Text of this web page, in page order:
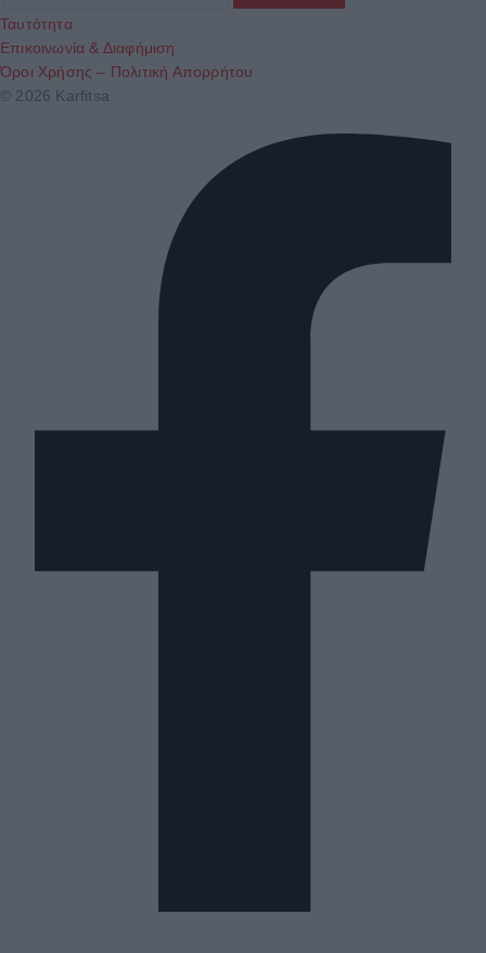
Ταυτότητα
Επικοινωνία & Διαφήμιση
Όροι Χρήσης – Πολιτική Απορρήτου
© 2026 Karfitsa